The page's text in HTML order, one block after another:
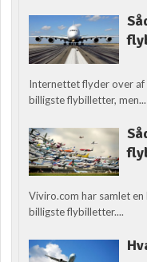
Internettet flyder over af
billigste flybilletter, men...
Viviro.com har samlet
billigste flybilletter....